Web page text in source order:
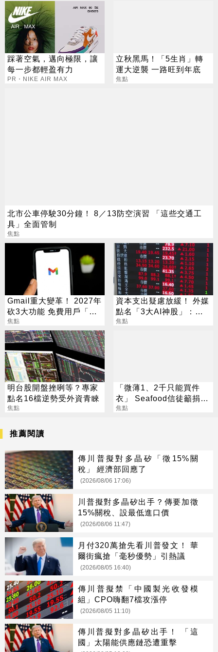
踩著空氣，邁向極限，讓
每一步都輕盈有力
PR・NIKE AIR MAX
立秋黑馬！「5生肖」轉
運大逆襲 一路旺到年底
焦點
北市公車停駛30分鐘！ 8／13防空演習 「這些交通工
具」全面管制
焦點
Gmail重大變革！ 2027年
砍3大功能 免費用戶「這
好康」不能用了
焦點
資本支出疑慮放緩！ 外媒
點名「3大AI神股」：沒
它不行
焦點
明台股開盤挫咧等？專家
點名16檔逆勢受外資青睞
焦點
「微薄1、2千只能買件
衣」 Seafood信徒籲捐錢
紫衣募資全受害
焦點
推薦閱讀
傳川普擬對多晶矽「徵15%關
稅」 經濟部回應了
(2026/08/06 17:06)
川普擬對多晶矽出手？傳要加徵
15%關稅、設最低進口價
(2026/08/06 11:47)
月付320萬搶先看川普發文！ 華
爾街瘋搶「毫秒優勢」引熱議
(2026/08/05 16:40)
傳川普擬禁「中國製光收發模
組」CPO嗨翻7檔攻漲停
(2026/08/05 11:10)
傳川普擬對多晶矽出手！ 「這
國」太陽能供應鏈恐遭重擊